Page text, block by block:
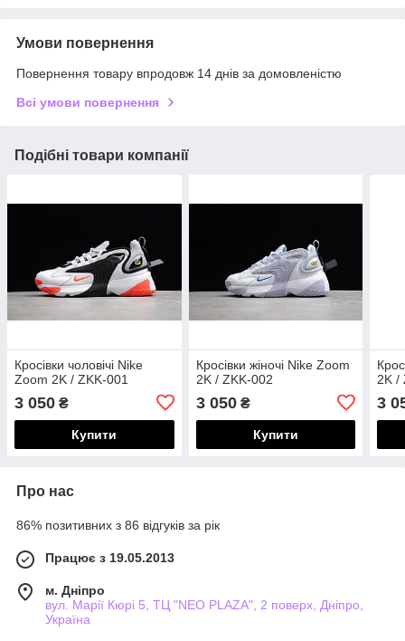
Умови повернення
Повернення товару впродовж 14 днів за домовленістю
Всі умови повернення
Подібні товари компанії
Кросівки чоловічі Nike
Zoom 2K / ZKK-001
3 050 ₴
Купити
Кросівки жіночі Nike Zoom
2K / ZKK-002
3 050₴
Купити
2K /
3
Про нас
86% позитивних з 86 відгуків за рік
Працює з 19.05.2013
м. Дніпро
вул. Марії Кюрі 5, ТЦ "NEO PLAZA", 2 поверх, Дніпро,
Україна